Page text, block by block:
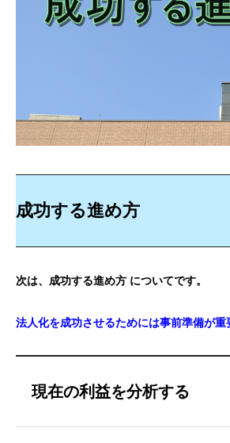
成功する進め方
次は、成功する進め方 についてです。
法人化を成功させるためには事前準備が重
現在の利益を分析する